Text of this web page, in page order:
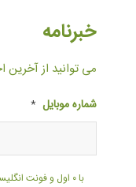
خبرنامه
می توانید از آخرین
شماره موبایل *
با ۰ اول و فونت انگلیسی لطفا!